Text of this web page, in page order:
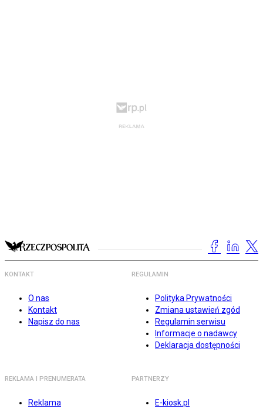
KONTAKT
O nas
Kontakt
Napisz do nas
REGULAMIN
Polityka Prywatności
Zmiana ustawień zgód
Regulamin serwisu
Informacje o nadawcy
Deklaracja dostępności
REKLAMA I PRENUMERATA
Reklama
PARTNERZY
E-kiosk.pl